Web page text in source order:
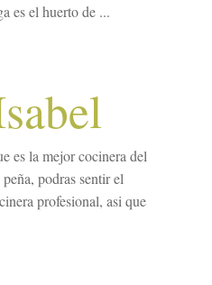
es el huerto de ...
es la mejor cocinera del
podras sentir el
profesional, asi que